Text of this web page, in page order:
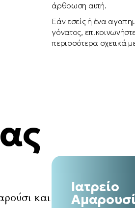
άρθρωση αυτή.
Εάν εσείς ή ένα
γόνατος,
περισσότερα σχετικά
και
Ιατρείο